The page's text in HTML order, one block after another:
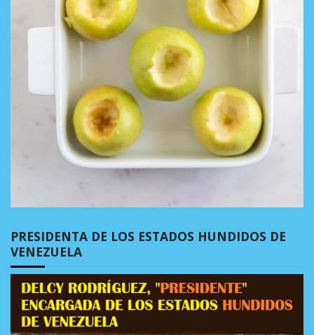
PRESIDENTA DE LOS ESTADOS HUNDIDOS DE
VENEZUELA